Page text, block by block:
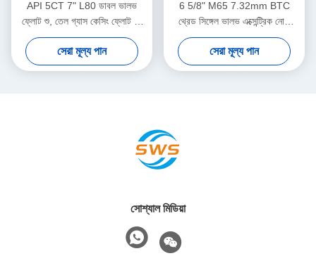
API 5CT 7" L80 ডাবল ভালভ
ফ্লোট শু, তেল গ্যাস কেসিং ফ্লোট শু,
জটিল ডাউনহোল সিমেন্টিং কাজের জন্য
উপযুক্ত
সেরা মূল্য পান
6 5/8" M65 7.32mm BTC
থ্রেড সিঙ্গেল ভালভ এক্সেন্ট্রিক নোজ
ফ্লোট শু তেলক্ষেত্র সিমেন্টিং
অ্যাপ্লিকেশনের জন্য নিবেদিত
সেরা মূল্য পান
সোশ্যাল মিডিয়া